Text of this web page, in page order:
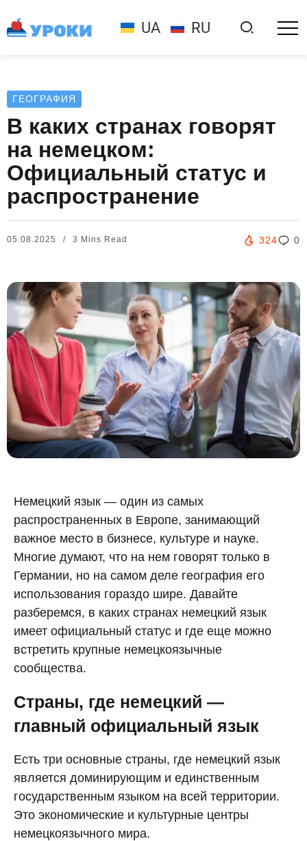
UA RU
ГЕОГРАФИЯ
В каких странах говорят
на немецком:
Официальный статус и
распространение
05.08.2025 3 Mins Read 324 0
Немецкий язык — один из самых
распространенных в Европе, занимающий
важное место в бизнесе, культуре и науке.
Многие думают, что на нем говорят только в
Германии, но на самом деле география его
использования гораздо шире. Давайте
разберемся, в каких странах немецкий язык
имеет официальный статус и где еще можно
встретить крупные немецкоязычные
сообщества.
Страны, где немецкий —
главный официальный язык
Есть три основные страны, где немецкий язык
является доминирующим и единственным
государственным языком на всей территории.
Это экономические и культурные центры
немецкоязычного мира.